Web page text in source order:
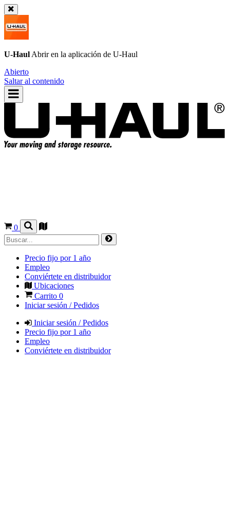
U-Haul Abrir en la aplicación de U-Haul
Abierto
Saltar al contenido
0
Precio fijo por 1 año
Empleo
Conviértete en distribuidor
Ubicaciones
Carrito 0
Iniciar sesión / Pedidos
Iniciar sesión / Pedidos
Precio fijo por 1 año
Empleo
Conviértete en distribuidor